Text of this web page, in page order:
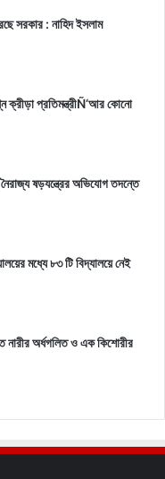
সরকার : নাহিদ ইসলাম
ক্রীড়া প্রতিমন্ত্রীÑ‘আর কোনো
ষড়যন্ত্রের অভিযোগ তদন্তে
মধ্যে ৮৩ টি বিদ্যালয়ে নেই
নারীর অর্ধগলিত ও এক কিশোরীর